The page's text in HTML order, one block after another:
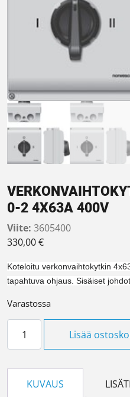
0-2 4X63A 400V
Viite: 3605400
330,00€
Koteloitu verkonvaihtokytkin
tapahtuva ohjaus. Sisäiset
Varastossa
Lisää
KUVAUS